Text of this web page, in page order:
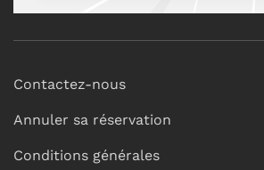
Contactez-nous
Annuler sa réservation
Conditions générales